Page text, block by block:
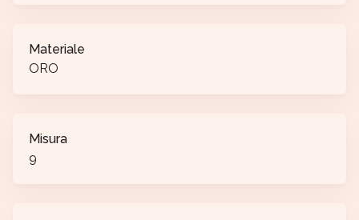
Materiale
ORO
Misura
9